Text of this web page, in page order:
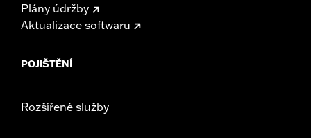
Plány údržby
Aktualizace softwaru
POJIŠTĚNÍ
Rozšířené služby